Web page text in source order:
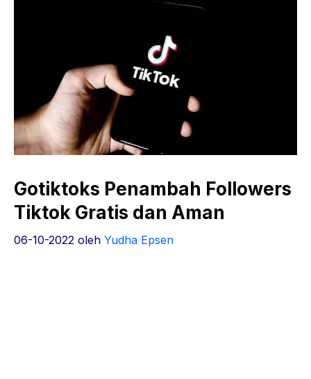
Gotiktoks Penambah Followers
Tiktok Gratis dan Aman
06-10-2022 oleh Yudha Epsen